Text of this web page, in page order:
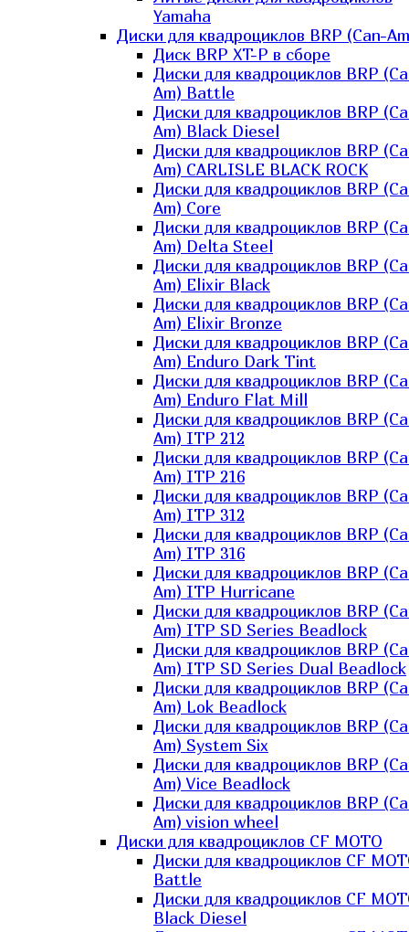
Yamaha
Диски для квадроциклов BRP (Can-
Диск BRP XT-P в сборе
Диски для квадроциклов BRP
Am) Battle
Диски для квадроциклов BRP
Am) Black Diesel
Диски для квадроциклов BRP
Am) CARLISLE BLACK ROCK
Диски для квадроциклов BRP
Am) Core
Диски для квадроциклов BRP
Am) Delta Steel
Диски для квадроциклов BRP
Am) Elixir Black
Диски для квадроциклов BRP
Am) Elixir Bronze
Диски для квадроциклов BRP
Am) Enduro Dark Tint
Диски для квадроциклов BRP
Am) Enduro Flat Mill
Диски для квадроциклов BRP
Am) ITP 212
Диски для квадроциклов BRP
Am) ITP 216
Диски для квадроциклов BRP
Am) ITP 312
Диски для квадроциклов BRP
Am) ITP 316
Диски для квадроциклов BRP
Am) ITP Hurricane
Диски для квадроциклов BRP
Am) ITP SD Series Beadlock
Диски для квадроциклов BRP
Am) ITP SD Series Dual Beadlock
Диски для квадроциклов BRP
Am) Lok Beadlock
Диски для квадроциклов BRP
Am) System Six
Диски для квадроциклов BRP
Am) Vice Beadlock
Диски для квадроциклов BRP
Am) vision wheel
Диски для квадроциклов CF MOTO
Диски для квадроциклов CF
Battle
Диски для квадроциклов CF
Black Diesel